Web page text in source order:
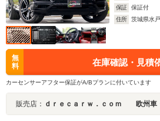
保証
保証付
住所
茨城県水
無
料
在庫確認・見積
カーセンサーアフター保証がA/Bプランに付いています
販売店： ｄｒｅｃａｒｗ．ｃｏｍ 欧州車